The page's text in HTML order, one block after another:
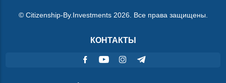
© Citizenship-By.Investments 2026. Все права защищены.
КОНТАКТЫ